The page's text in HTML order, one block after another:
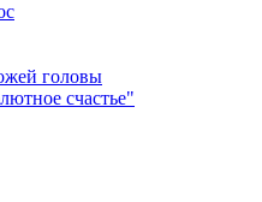
головы
счастье"